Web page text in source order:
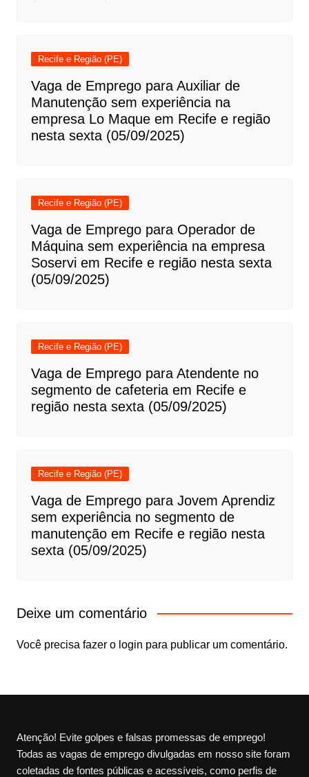
Recife e Região (PE)
Vaga de Emprego para Auxiliar de
Manutenção sem experiência na
empresa Lo Maque em Recife e região
nesta sexta (05/09/2025)
Recife e Região (PE)
Vaga de Emprego para Operador de
Máquina sem experiência na empresa
Soservi em Recife e região nesta sexta
(05/09/2025)
Recife e Região (PE)
Vaga de Emprego para Atendente no
segmento de cafeteria em Recife e
região nesta sexta (05/09/2025)
Recife e Região (PE)
Vaga de Emprego para Jovem Aprendiz
sem experiência no segmento de
manutenção em Recife e região nesta
sexta (05/09/2025)
Deixe um comentário
Você precisa fazer o login para publicar um comentário.
Atenção! Evite golpes e falsas promessas de emprego!
Todas as vagas de emprego divulgadas em nosso site foram
coletadas de fontes públicas e acessíveis, como perfis de